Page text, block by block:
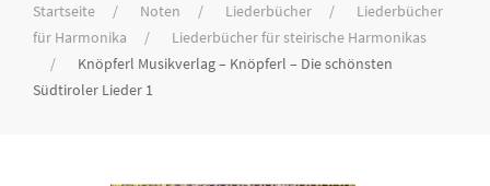
Startseite Noten Liederbücher
Liederbücher
für Harmonika
Liederbücher für steirische Harmonikas
Knöpferl Musikverlag – Knöpferl – Die schönsten
Südtiroler Lieder 1